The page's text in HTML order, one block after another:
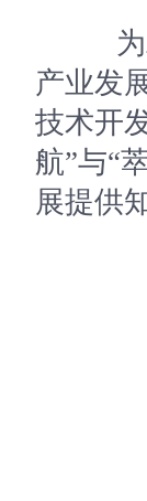
为精
产业发
技术开
航”与“
展提供